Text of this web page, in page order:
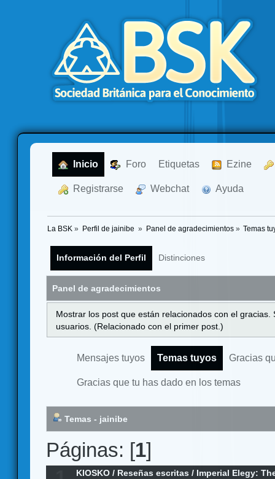
Inicio Foro Etiquetas Ezine
Registrarse Webchat Ayuda
La BSK » Perfil de jainibe » Panel de agradecimientos» Temas
Información del Perfil Distinciones
Panel de agradecimientos
Mostrar los post que están relacionados con el
usuarios. (Relacionado con el primer post.)
Mensajes tuyos Temas tuyos Gracias
Gracias que tu has dado en los temas
Temas - jainibe
Páginas: [1]
KIOSKO / Reseñas escritas / Imperial Elegy: